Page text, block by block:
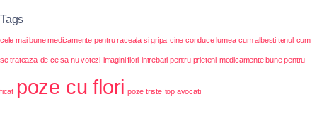
Tags
cele mai bune medicamente pentru raceala si gripa cine conduce lumea cum albesti tenul cum
se trateaza de ce sa nu votezi imagini flori intrebari pentru prieteni medicamente bune pentru
ficat poze cu flori poze triste top avocati